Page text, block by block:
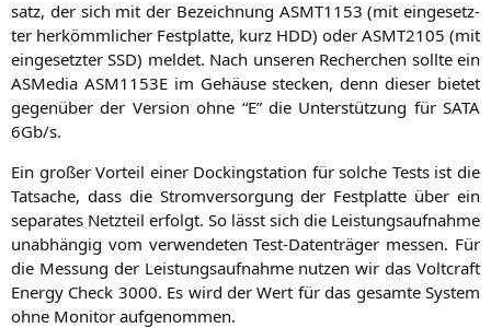
satz, der sich mit der Bezeich­nung ASMT1153 (mit ein­ge­setz­
ter her­kömm­li­cher Fest­plat­te, kurz HDD) oder ASMT2105 (mit
ein­ge­setz­terSSD) mel­det. Nach unse­ren Recher­chen soll­te ein
ASMe­dia ASM1153Eim Gehäu­se ste­cken, denn die­ser bie­tet
gegen­über der Ver­si­on ohne “E” die Unter­stüt­zung für SATA
6Gb/s.
Ein gro­ßer Vor­teil einer Docking­sta­ti­on für sol­che Tests ist die
Tat­sa­che, dass die Strom­ver­sor­gung der Fest­plat­te über ein
sepa­ra­tes Netz­teil erfolgt. So lässt sich die Leis­tungs­auf­nah­me
unab­hän­gig vom ver­wen­de­ten Test-Daten­trä­ger mes­sen. Für
die Mes­sung der Leis­tungs­auf­nah­me nut­zen wir das Volt­craft
Ener­gy Check 3000. Es wird der Wert für das gesam­te Sys­tem
ohne Moni­tor aufgenommen.